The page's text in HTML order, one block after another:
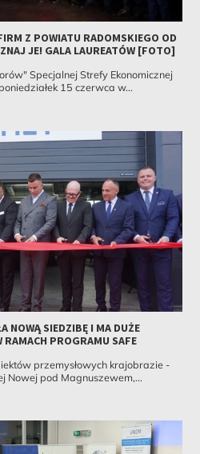
Z POWIATU RADOMSKIEGO OD
JE! GALA LAUREATÓW [FOTO]
Specjalnej Strefy Ekonomicznej
15 czerwca w...
NOWĄ SIEDZIBĘ I MA DUŻE
PROGRAMU SAFE
przemysłowych krajobrazie -
Nowej pod Magnuszewem,...